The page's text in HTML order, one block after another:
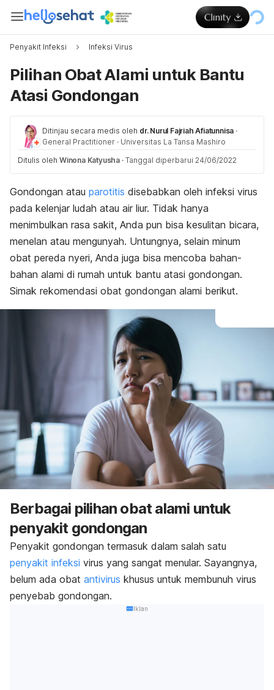
Penyakit Infeksi Infeksi Virus
Pilihan Obat Alami untuk Bantu
Atasi Gondongan
Ditinjau secara medis oleh dr. Nurul Fajriah Afiatunnisa ·
General Practitioner · Universitas La Tansa Mashiro
Ditulis oleh Winona Katyusha · Tanggal diperbarui 24/06/2022
Gondongan atau parotitis disebabkan oleh infeksi virus
pada kelenjar ludah atau air liur. Tidak hanya
menimbulkan rasa sakit, Anda pun bisa kesulitan bicara,
menelan atau mengunyah. Untungnya, selain minum
obat pereda nyeri, Anda juga bisa mencoba bahan-
bahan alami di rumah untuk bantu atasi gondongan.
Simak rekomendasi obat gondongan alami berikut.
Berbagai pilihan obat alami untuk
penyakit gondongan
Penyakit gondongan termasuk dalam salah satu
penyakit infeksi virus yang sangat menular. Sayangnya,
belum ada obat antivirus khusus untuk membunuh virus
penyebab gondongan.
Iklan